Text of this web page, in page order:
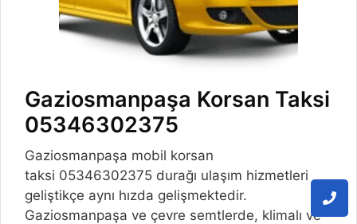
Gaziosmanpaşa Korsan Taksi
05346302375
Gaziosmanpaşa mobil korsan
taksi 05346302375 durağı ulaşım hizmetleri
geliştikçe aynı hızda gelişmektedir.
Gaziosmanpaşa ve çevre semtlerde, klimalı ve